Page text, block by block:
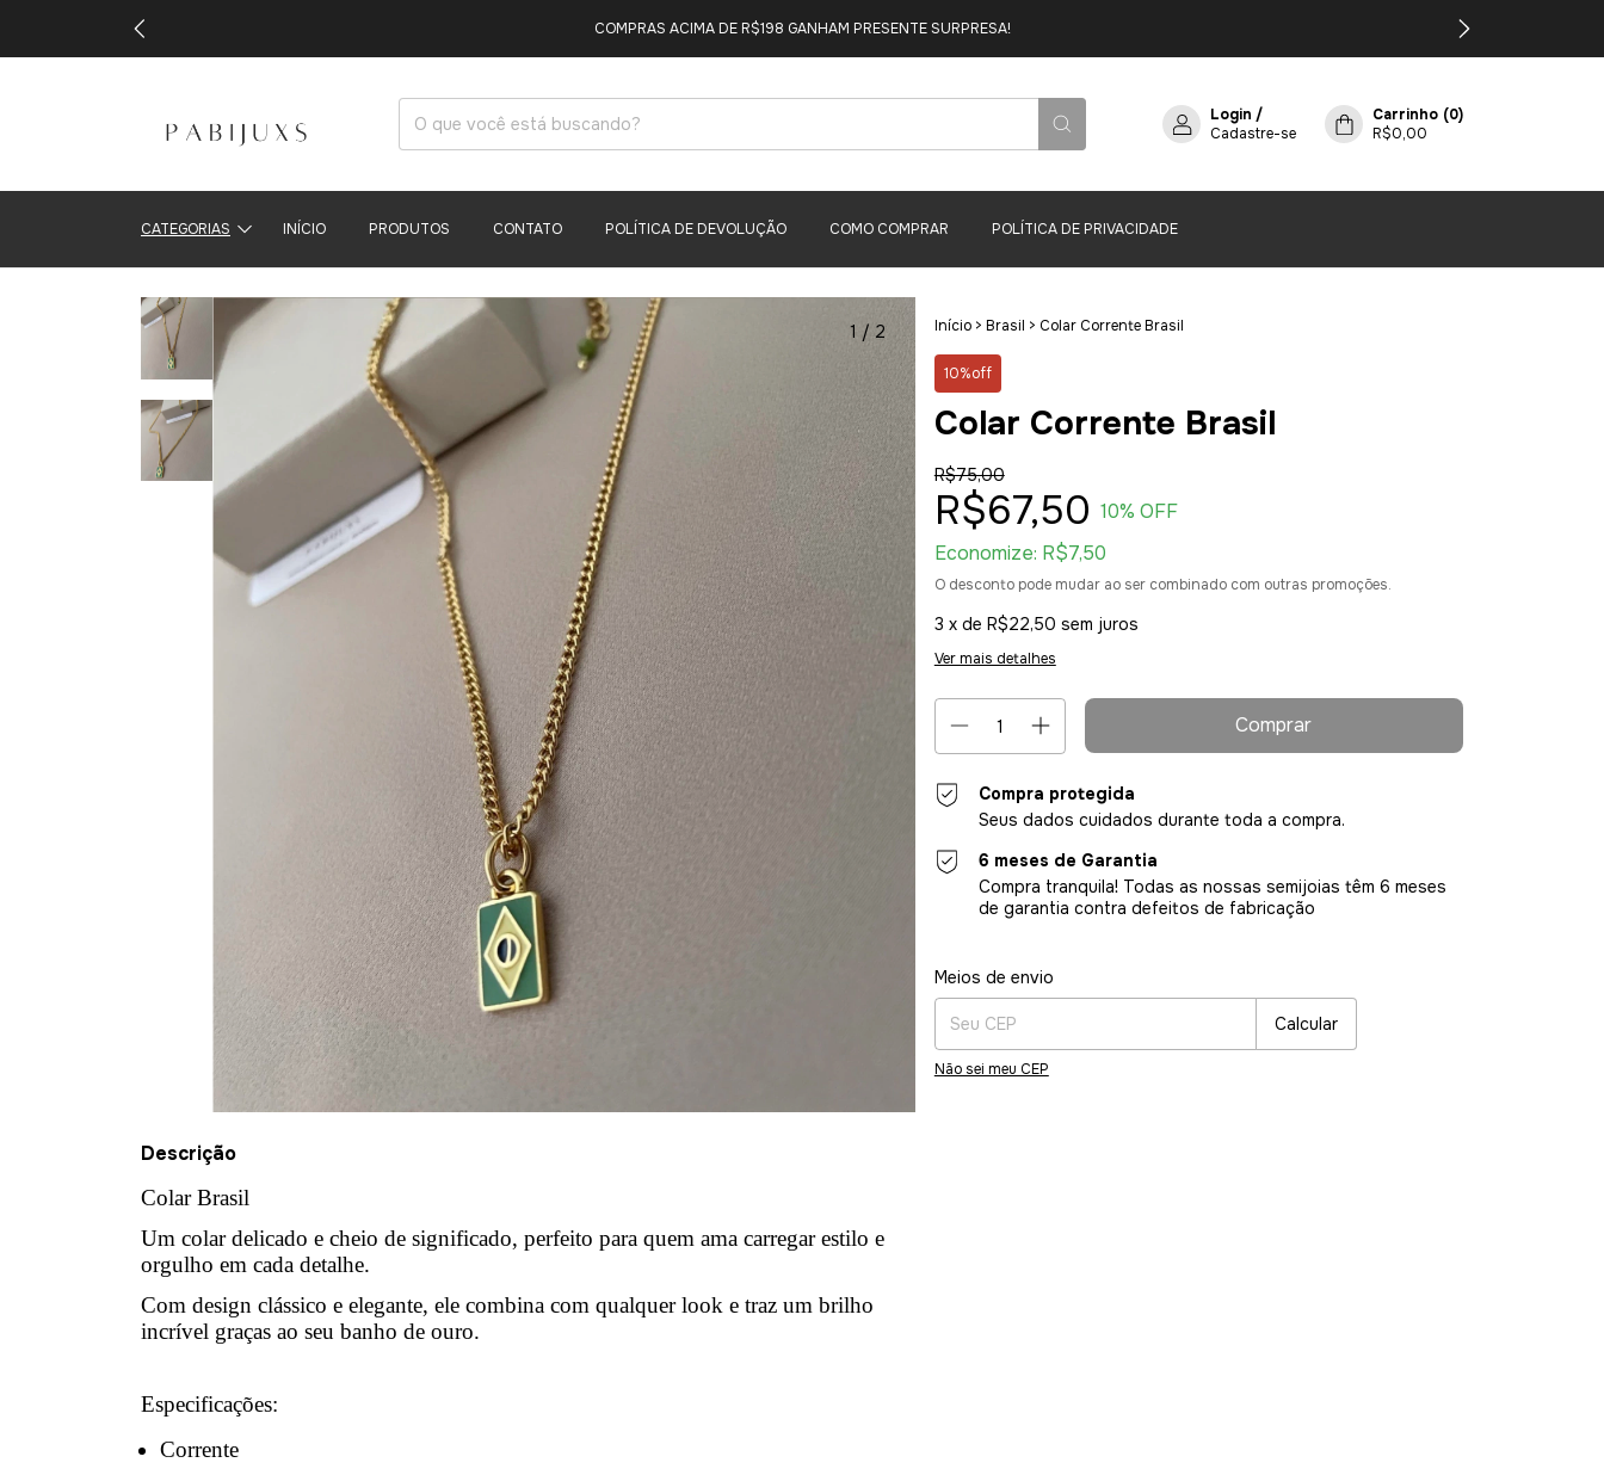
COMPRAS ACIMA DE R$198 GANHAM PRESENTE SURPRESA!
Login /
Cadastre-se
Carrinho (0)
R$0,00
CATEGORIAS INÍCIO PRODUTOS CONTATO POLÍTICA DE DEVOLUÇÃO COMO COMPRAR POLÍTICA DE PRIVACIDADE
1 / 2 Início > Brasil > Colar Corrente Brasil
10%off
Colar Corrente Brasil
R$75,00
R$67,50 10% OFF
Economize: R$7,50
O desconto pode mudar ao ser combinado com outras promoções.
3 x de R$22,50 sem juros
Ver mais detalhes
Compra protegida
Seus dados cuidados durante toda a compra.
6 meses de Garantia
Compra tranquila! Todas as nossas semijoias têm 6 meses
de garantia contra defeitos de fabricação
Entregas para o CEP:
Meios de envio
Calcular
Não sei meu CEP
Descrição
Colar Brasil
Um colar delicado e cheio de significado, perfeito para quem ama carregar estilo e
orgulho em cada detalhe.
Com design clássico e elegante, ele combina com qualquer look e traz um brilho
incrível graças ao seu banho de ouro.
Especificações:
Corrente